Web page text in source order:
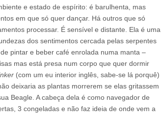
e estado de espírito: é barulhenta, mas
em que só quer dançar. Há outros que só
processar. É sensível e distante. Ela é uma
dos sentimentos cercada pelas serpentes
pintar e beber café enrolada numa manta –
mas está presa num corpo que quer dormir
(com um eu interior inglês, sabe-se lá porquê)
deixaria as plantas morrerem se elas gritassem
Beagle. A cabeça dela é como navegador de
3 congeladas e não faz ideia de onde vem a